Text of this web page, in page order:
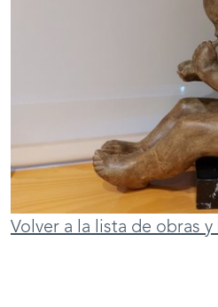
Volver a la lista de obras